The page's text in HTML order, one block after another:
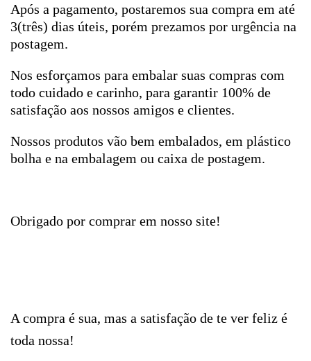
Após a pagamento, postaremos sua compra em até
3(três) dias úteis, porém prezamos por urgência na
postagem.
Nos esforçamos para embalar suas compras com
todo cuidado e carinho, para garantir 100% de
satisfação aos nossos amigos e clientes.
Nossos produtos vão bem embalados, em plástico
bolha e na embalagem ou caixa de postagem.
Obrigado por comprar em nosso site!
A compra é sua, mas a satisfação de te ver feliz é
toda nossa!